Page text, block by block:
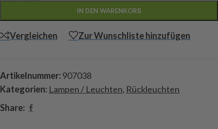
IN DEN WARENKORB
Vergleichen Zur Wunschliste hinzufügen
Artikelnummer: 907038
Kategorien: Lampen / Leuchten, Rückleuchten
Share: